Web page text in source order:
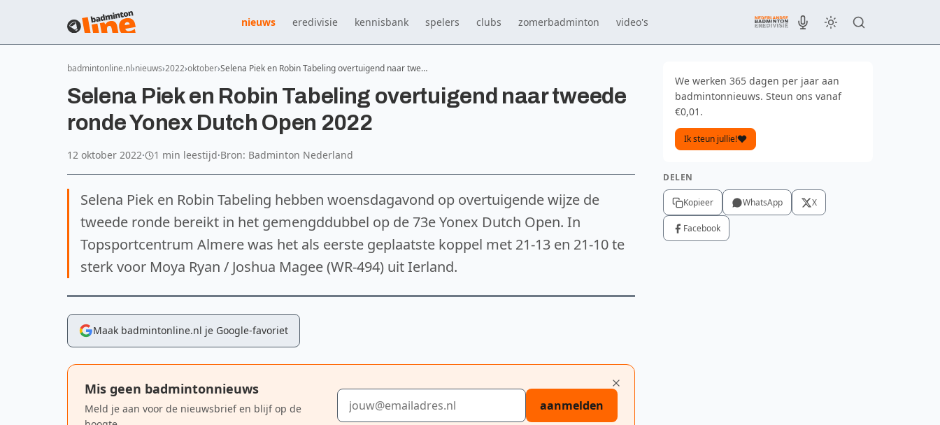
nieuws eredivisie kennisbank spelers clubs zomerbadminton video's
badmintonline.nl nieuws 2022 oktober Selena Piek en Robin Tabeling overtuigend naar twe…
Selena Piek en Robin Tabeling overtuigend naar tweede
ronde Yonex Dutch Open 2022
12 oktober 2022· 1 min leestijd·Bron: Badminton Nederland
Selena Piek en Robin Tabeling hebben woensdagavond op overtuigende wijze de
tweede ronde bereikt in het gemengddubbel op de 73e Yonex Dutch Open. In
Topsportcentrum Almere was het als eerste geplaatste koppel met 21-13 en 21-10 te
sterk voor Moya Ryan / Joshua Magee (WR-494) uit Ierland.
Maak badmintonline.nl je Google-favoriet
Mis geen badmintonnieuws
Meld je aan voor de nieuwsbrief en blijf op de
E-mailadres
aanmelden
We werken 365 dagen per jaar aan
badmintonnieuws. Steun ons vanaf
€0,01.
Ik steun jullie!
DELEN
Kopieer WhatsApp X
Facebook